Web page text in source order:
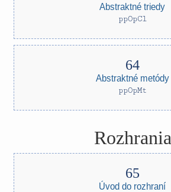
Abstraktné triedy
ppOpCl
Abstraktné metódy
ppOpMt
Rozhrania
Úvod do rozhraní